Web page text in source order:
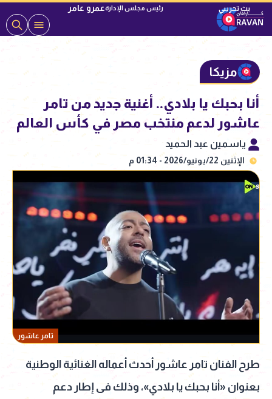
رئيس مجلس الإدارةعمرو عامر
مزيكا
أنا بحبك يا بلادي.. أغنية جديد من تامر
عاشور لدعم منتخب مصر في كأس العالم
ياسمين عبد الحميد
الإثنين 22/يونيو/2026 - 01:34 م
تامر عاشور
طرح الفنان تامر عاشور أحدث أعماله الغنائية الوطنية
بعنوان «أنا بحبك يا بلادي»، وذلك فى إطار دعم